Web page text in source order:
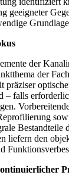
geeigneter
der
der
präziser
– falls
Bestandteile
liefern den